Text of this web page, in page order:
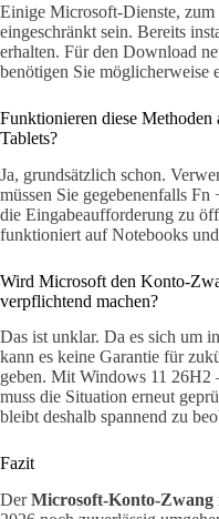
Einige Microsoft-Dienste, zum
eingeschränkt sein. Bereits
erhalten. Für den Download
benötigen Sie möglicherweise
Funktionieren diese Methoden
Tablets?
Ja, grundsätzlich schon.
müssen Sie gegebenenfalls
die Eingabeaufforderung zu
funktioniert auf Notebooks
Wird Microsoft den Konto-
verpflichtend machen?
Das ist unklar. Da es sich um
kann es keine Garantie für
geben. Mit Windows 11 26H2
muss die Situation erneut
bleibt deshalb spannend zu
Fazit
DerMicrosoft-Konto-Zwang